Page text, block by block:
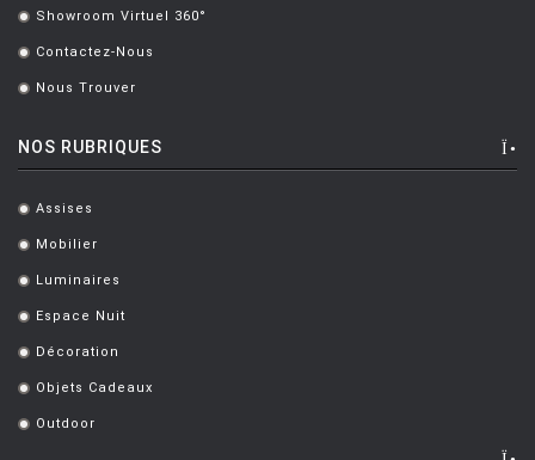
. Showroom Virtuel 360°
. Contactez-Nous
. Nous Trouver
NOS RUBRIQUES
. Assises
. Mobilier
. Luminaires
. Espace Nuit
. Décoration
. Objets Cadeaux
. Outdoor